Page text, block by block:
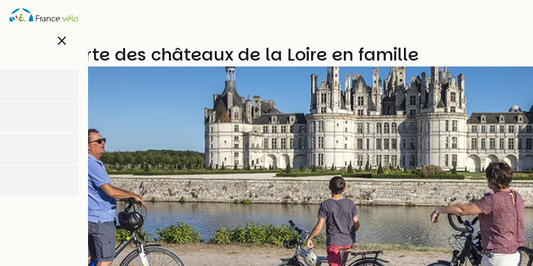
Direkt
zum
close
Découverte des châteaux de la Loire en famille